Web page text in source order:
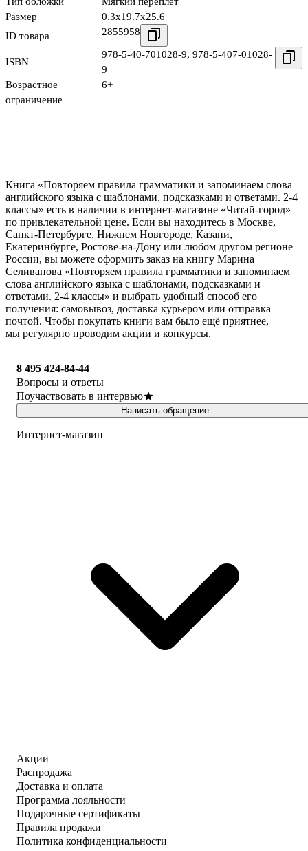
Размер
0.3x19.7x25.6
ID товара
2855958
ISBN
978-5-40-701028-9, 978-5-407-01028-
9
Возрастное
ограничение
6+
Книга «Повторяем правила грамматики и запоминаем слова
английского языка с шаблонами, подсказками и ответами. 2-4
классы» есть в наличии в интернет-магазине «Читай-город»
по привлекательной цене. Если вы находитесь в Москве,
Санкт-Петербурге, Нижнем Новгороде, Казани,
Екатеринбурге, Ростове-на-Дону или любом другом регионе
России, вы можете оформить заказ на книгу Марина
Селиванова «Повторяем правила грамматики и запоминаем
слова английского языка с шаблонами, подсказками и
ответами. 2-4 классы» и выбрать удобный способ его
получения: самовывоз, доставка курьером или отправка
почтой. Чтобы покупать книги вам было ещё приятнее,
мы регулярно проводим акции и конкурсы.
8 495 424-84-44
Вопросы и ответы
Поучаствовать в интервью
Написать обращение
Интернет-магазин
Акции
Распродажа
Доставка и оплата
Программа лояльности
Подарочные сертификаты
Правила продажи
Политика конфиденциальности